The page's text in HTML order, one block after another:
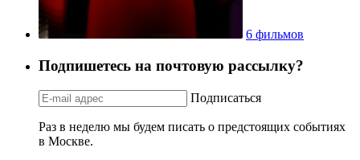
6 фильмов
Подпишетесь на почтовую рассылку?
Подписаться
Раз в неделю мы будем писать о предстоящих событиях
в Москве.